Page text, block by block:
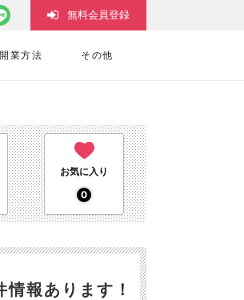
業方法 その他
無料会員登録
お気に入り
0
情報あります！